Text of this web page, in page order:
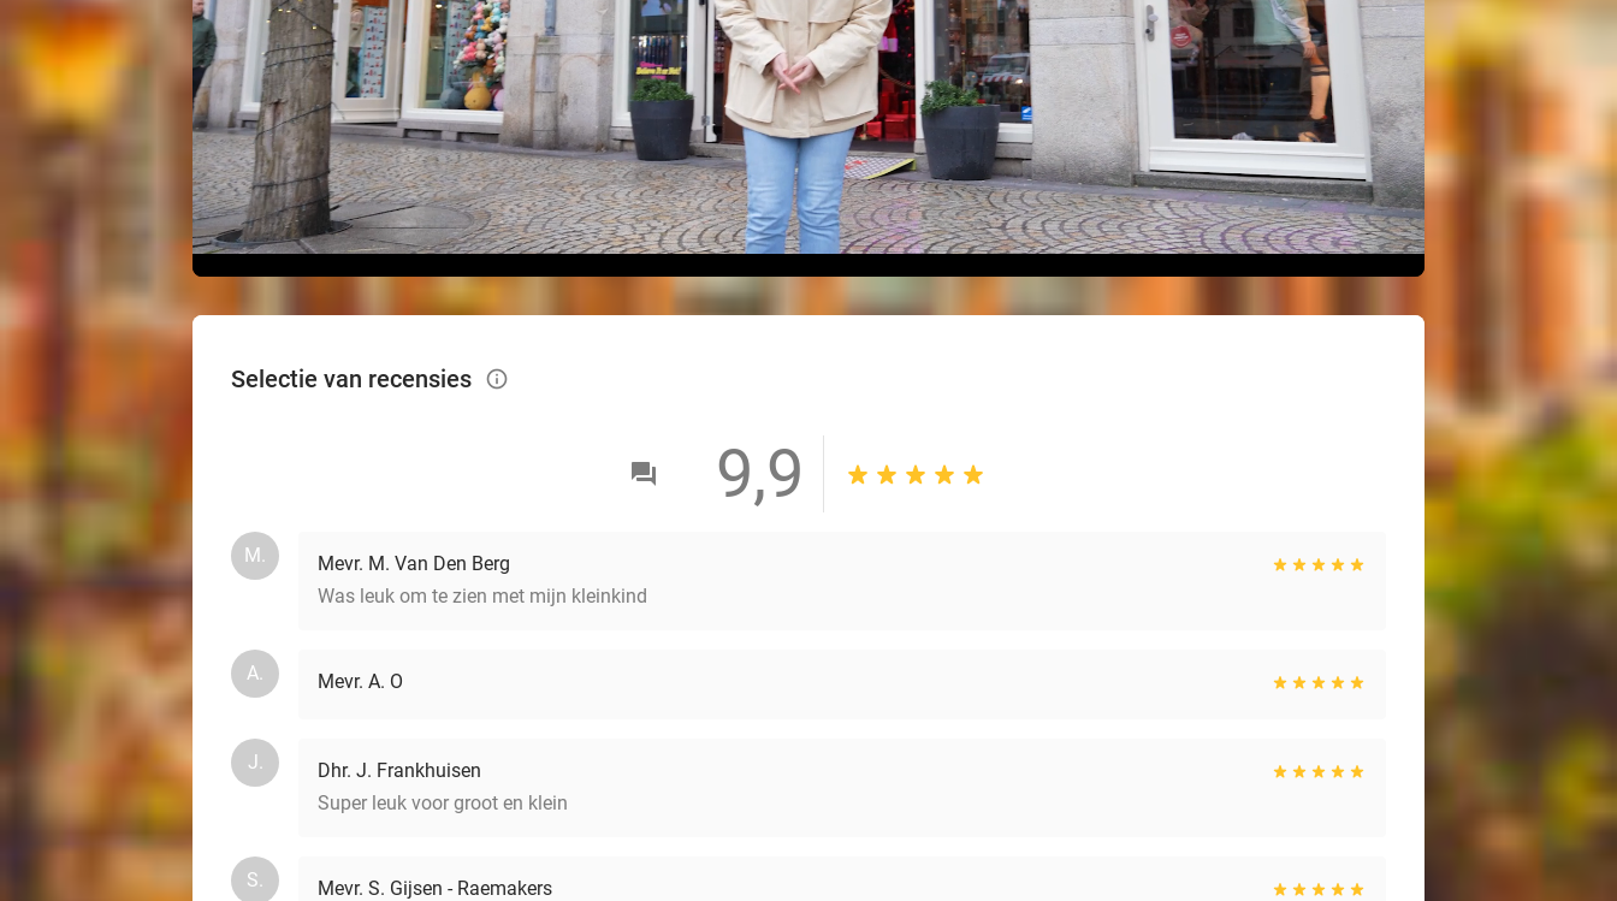
Selectie van recensies info_outlined
9,9
M.
Mevr. M. Van Den Berg
Was leuk om te zien met mijn kleinkind
A. Mevr. A. O
J.
Dhr. J. Frankhuisen
Super leuk voor groot en klein
S. Mevr. S. Gijsen - Raemakers